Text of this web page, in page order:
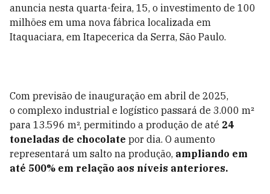
anuncia nesta quarta-feira, 15, o investimento de 100
milhões em uma nova fábrica localizada em
Itaquaciara, em Itapecerica da Serra, São Paulo.
Com previsão de inauguração em abril de 2025,
o complexo industrial e logístico passará de 3.000 m²
para 13.596 m², permitindo a produção de até 24
toneladas de chocolate por dia. O aumento
representará um salto na produção, ampliando em
até 500% em relação aos níveis anteriores.